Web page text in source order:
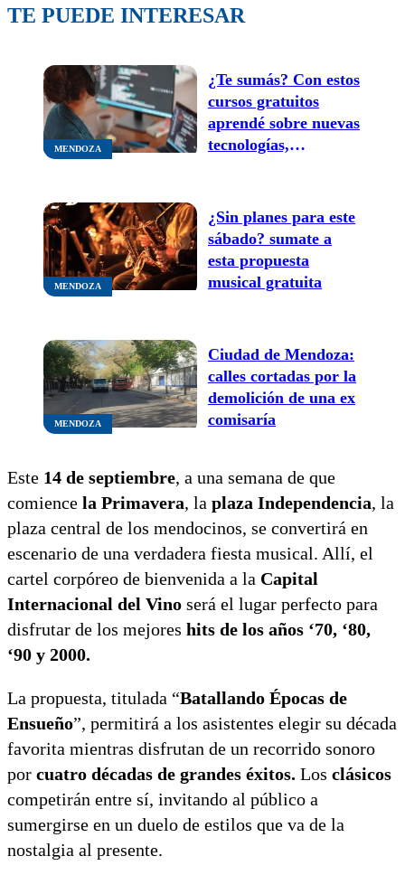
TE PUEDE INTERESAR
MENDOZA
¿Te sumás? Con estos
cursos gratuitos
aprendé sobre nuevas
tecnologías,
MENDOZA
¿Sin planes para este
sábado? sumate a
esta propuesta
musical gratuita
MENDOZA
Ciudad de Mendoza:
calles cortadas por la
demolición de una ex
comisaría
Este 14 de septiembre, a una semana de que
comience la Primavera, la plaza Independencia, la
plaza central de los mendocinos, se convertirá en
escenario de una verdadera fiesta musical. Allí, el
cartel corpóreo de bienvenida a la Capital
Internacional del Vino será el lugar perfecto para
disfrutar de los mejores hits de los años ‘70, ‘80,
‘90 y 2000.
La propuesta, titulada “Batallando Épocas de
Ensueño”, permitirá a los asistentes elegir su década
favorita mientras disfrutan de un recorrido sonoro
por cuatro décadas de grandes éxitos. Los clásicos
competirán entre sí, invitando al público a
sumergirse en un duelo de estilos que va de la
nostalgia al presente.